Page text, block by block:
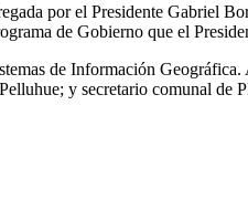
por el Presidente Gabriel
de Gobierno que el
de Información
y secretario comunal de